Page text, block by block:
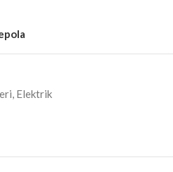
, Elektrik